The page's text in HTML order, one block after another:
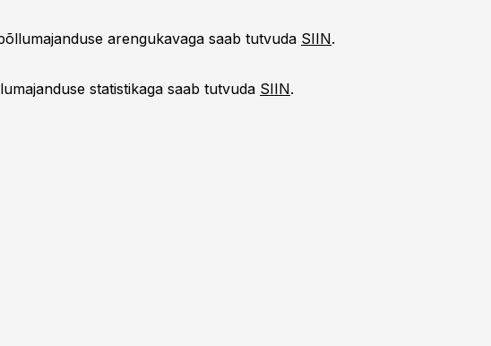
arengukavaga saab tutvuda SIIN.
statistikaga saab tutvuda SIIN.